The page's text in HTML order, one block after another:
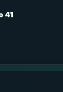
41